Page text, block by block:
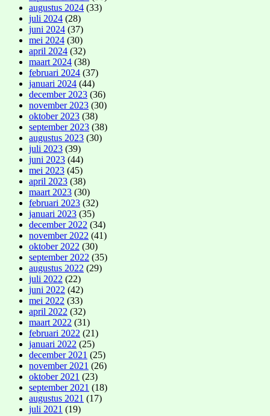
augustus 2024 (33)
juli 2024 (28)
juni 2024 (37)
mei 2024 (30)
april 2024 (32)
maart 2024 (38)
februari 2024 (37)
januari 2024 (44)
december 2023 (36)
november 2023 (30)
oktober 2023 (38)
september 2023 (38)
augustus 2023 (30)
juli 2023 (39)
juni 2023 (44)
mei 2023 (45)
april 2023 (38)
maart 2023 (30)
februari 2023 (32)
januari 2023 (35)
december 2022 (34)
november 2022 (41)
oktober 2022 (30)
september 2022 (35)
augustus 2022 (29)
juli 2022 (22)
juni 2022 (42)
mei 2022 (33)
april 2022 (32)
maart 2022 (31)
februari 2022 (21)
januari 2022 (25)
december 2021 (25)
november 2021 (26)
oktober 2021 (23)
september 2021 (18)
augustus 2021 (17)
juli 2021 (19)